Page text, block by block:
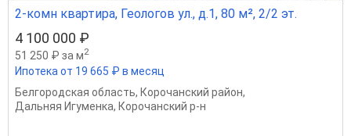
2-комн квартира, Геологов ул., д.1, 80 м², 2/2 эт.
4 100 000 ₽
51 250 ₽ за м2
Ипотека от 19 665 ₽ в месяц
Белгородская область, Корочанский район,
Дальняя Игуменка, Корочанский р-н